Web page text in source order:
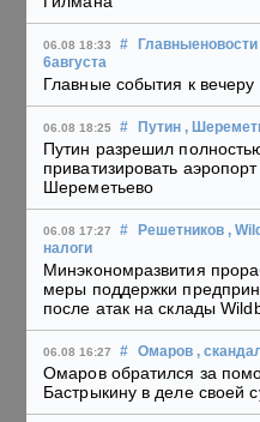
06.08 18:33 # Главныеновости
6августа
Главные события к вечеру
06.08 18:25 # Путин ,
Путин разрешил
приватизировать аэропорт
Шереметьево
06.08 17:27 # Решетников ,
налоги
Минэкономразвития
меры поддержки
после атак на склады
06.08 16:27 # Омаров ,
Омаров обратился за
Бастрыкину в деле своей